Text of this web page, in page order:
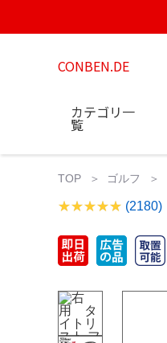
CONBEN.DE
カテゴリ一
覧
TOP ゴルフ
(2180)